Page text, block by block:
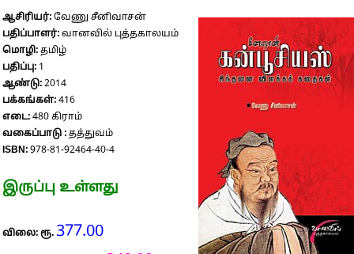
ஆசிரியர்: வேணு சீனிவாசன்
பதிப்பாளர்: வானவில் புத்தகாலயம்
மொழி: தமிழ்
பதிப்பு: 1
ஆண்டு: 2014
பக்கங்கள்: 416
எடை: 480 கிராம்
வகைப்பாடு : தத்துவம்
ISBN: 978-81-92464-40-4
இருப்பு உள்ளது
விலை: ரூ. 377.00